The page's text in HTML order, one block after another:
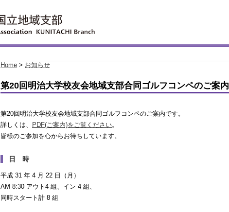
Home > お知らせ
第20回明治大学校友会地域支部合同ゴルフコンペのご案内
第20回明治大学校友会地域支部合同ゴルフコンペのご案内です。
詳しくは、
PDF(ご案内)をご覧ください。
皆様のご参加を心からお待ちしています。
日 時
平成 31 年 4 月 22 日（月）
AM 8:30 アウト4 組、イン 4 組、
同時スタート計 8 組